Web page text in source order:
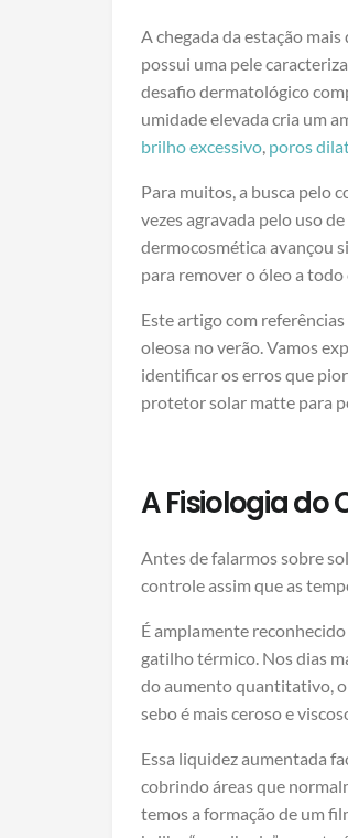
A chegada da estação
possui uma pele
desafio dermatológico
umidade elevada cria um
brilho excessivo, poros
Para muitos, a busca pelo
vezes agravada pelo uso
dermocosmética avançou
para remover o óleo a
Este artigo com
oleosa no verão. Vamos
identificar os erros que
protetor solar matte para
A Fisiologia do
Antes de falarmos sobre
controle assim que as
É amplamente
gatilho térmico. Nos dias
do aumento quantitativo, o
sebo é mais ceroso e
Essa liquidez aumentada
cobrindo áreas que
temos a formação de um